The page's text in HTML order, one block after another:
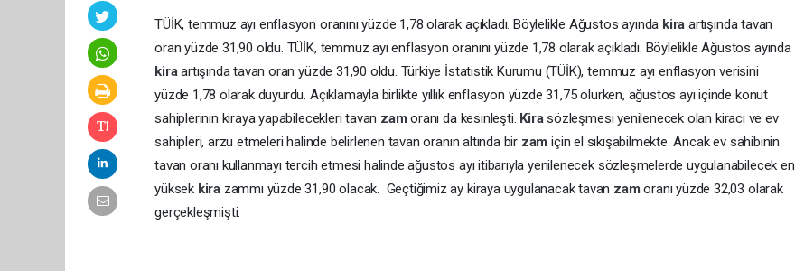
TÜİK, temmuz ayı enflasyon oranını yüzde 1,78 olarak açıkladı. Böylelikle Ağustos ayında kiraartışında tavan
oran yüzde 31,90 oldu. TÜİK, temmuz ayı enflasyon oranını yüzde 1,78 olarak açıkladı. Böylelikle Ağustos ayında
kiraartışında tavan oran yüzde 31,90 oldu. Türkiye İstatistik Kurumu (TÜİK), temmuz ayı enflasyon verisini
yüzde 1,78 olarak duyurdu. Açıklamayla birlikte yıllık enflasyon yüzde 31,75 olurken, ağustos ayı içinde konut
sahiplerinin kiraya yapabilecekleri tavan zamoranı da kesinleşti. Kirasözleşmesi yenilenecek olan kiracı ve ev
sahipleri, arzu etmeleri halinde belirlenen tavan oranın altında bir zamiçin el sıkışabilmekte. Ancak ev sahibinin
tavan oranı kullanmayı tercih etmesi halinde ağustos ayı itibarıyla yenilenecek sözleşmelerde uygulanabilecek en
yüksek kira zammı yüzde 31,90 olacak. Geçtiğimiz ay kiraya uygulanacak tavan zamoranı yüzde 32,03 olarak
gerçekleşmişti.